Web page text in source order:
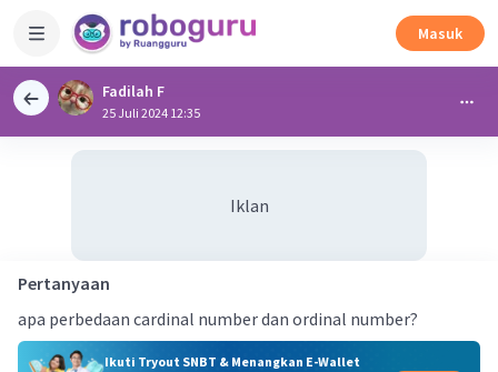
Masuk
Fadilah F
25 Juli 2024 12:35
Iklan
Pertanyaan
apa perbedaan cardinal number dan ordinal number?
Ikuti Tryout SNBT & Menangkan E-Wallet